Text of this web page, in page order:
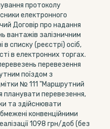
протоколу
електронного
Договір про надання
вантажів залізничним
списку (реєстрі) осіб,
в електронних торгах.
перевезення
поїздом з
№ 111 "Маршрутний
перевезення,
та здійснювати
конвенційними
1098 грн/доб (без